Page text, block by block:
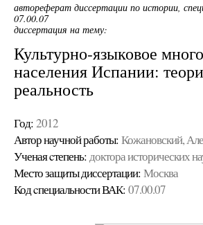
автореферат диссертации по истории,
07.00.07
диссертация на тему:
Культурно-языковое
населения Испании:
реальность
Год: 2012
Автор научной работы: Кожановский,
Ученая cтепень: доктора исторических
Место защиты диссертации: Москва
Код cпециальности ВАК: 07.00.07